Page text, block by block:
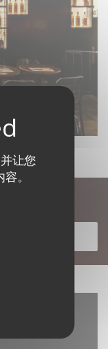
让您
。